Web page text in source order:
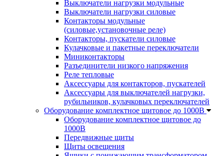
Выключатели нагрузки модульные
Выключатели нагрузки силовые
Контакторы модульные
(силовые,установочные реле)
Контакторы, пускатели силовые
Кулачковые и пакетные переключатели
Миниконтакторы
Разъединители низкого напряжения
Реле тепловые
Аксессуары для контакторов, пускателей
Аксессуары для выключателей нагрузки,
рубильников, кулачковых переключателей
Оборудование комплектное щитовое до 1000В
Оборудование комплектное щитовое до
1000В
Передвижные щиты
Щиты освещения